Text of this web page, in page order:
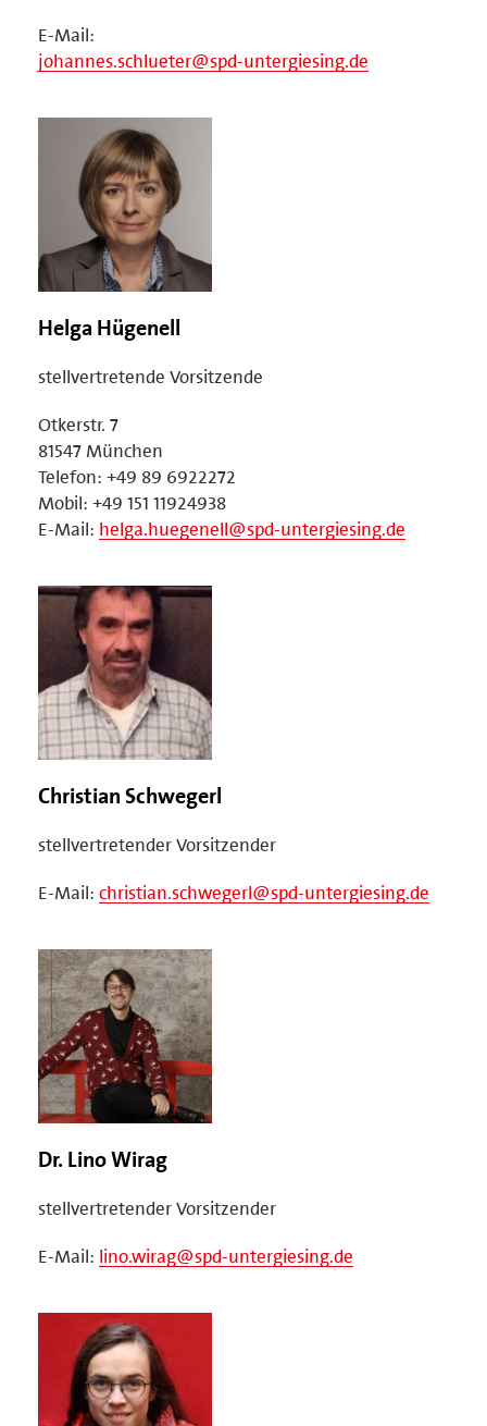
E-Mail:
johannes.schlueter@spd-untergiesing.de
Helga Hügenell
stellvertretende Vorsitzende
Otkerstr. 7
81547 München
Telefon: +49 89 6922272
Mobil: +49 151 11924938
E-Mail: helga.huegenell@spd-untergiesing.de
Christian Schwegerl
stellvertretender Vorsitzender
E-Mail: christian.schwegerl@spd-untergiesing.de
Dr. Lino Wirag
stellvertretender Vorsitzender
E-Mail: lino.wirag@spd-untergiesing.de